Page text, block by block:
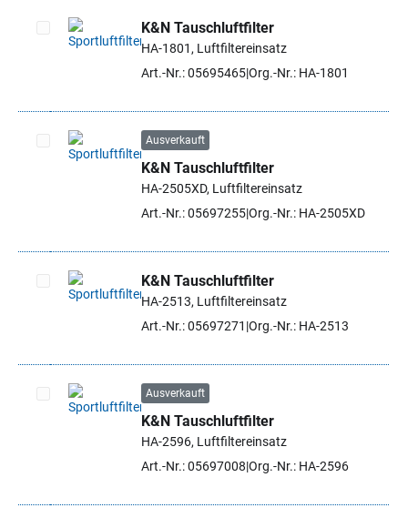
Artikel auswählen
K&N Tauschluftfilter
HA-1801, Luftfiltereinsatz
Art.-Nr.: 05695465Org.-Nr.: HA-1801
Artikel auswählen
Ausverkauft
K&N Tauschluftfilter
HA-2505XD, Luftfiltereinsatz
Art.-Nr.: 05697255Org.-Nr.: HA-2505XD
Artikel auswählen
K&N Tauschluftfilter
HA-2513, Luftfiltereinsatz
Art.-Nr.: 05697271 Org.-Nr.: HA-2513
Artikel auswählen
Ausverkauft
K&N Tauschluftfilter
HA-2596, Luftfiltereinsatz
Art.-Nr.: 05697008 Org.-Nr.: HA-2596